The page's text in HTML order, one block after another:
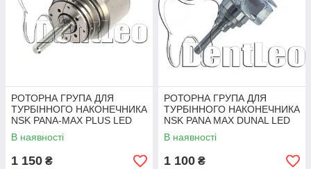
РОТОРНА ГРУПА ДЛЯ
ТУРБІННОГО НАКОНЕЧНИКА
NSK PANA-MAX PLUS LED
В наявності
1 150 ₴
РОТОРНА ГРУПА ДЛЯ
ТУРБІННОГО НАКОНЕЧНИКА
NSK PANA MAX DUNAL LED
В наявності
1 100 ₴